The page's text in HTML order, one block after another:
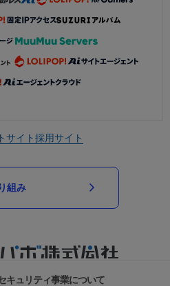
サイト採用サイト
組み
キュリティ事業について